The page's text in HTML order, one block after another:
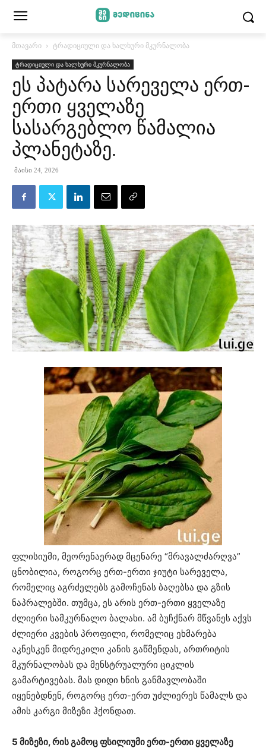
მთავარი ტრადიციული და ხალხური მკურნალობა
ტრადიციული და ხალხური მკურნალობა
ეს პატარა სარეველა ერთ-
ერთი ყველაზე
სასარგებლო წამალია
პლანეტაზე.
მაისი 24, 2026
ფლისიუმი, მეორენაერად მცენარე “მრავალძარღვა”
ცნობილია, როგორც ერთ-ერთი ჯიუტი სარეველა,
რომელიც აგრძელებს გამოჩენას ბაღებსა და გზის
ნაპრალებში. თუმცა, ეს არის ერთ-ერთი ყველაზე
ძლიერი სამკურნალო ბალახი. ამ ბუჩქნარ მწვანეს აქვს
ძლიერი კვების პროფილი, რომელიც ეხმარება
აკნესკენ მიდრეკილი კანის გაწმენდას, ართრიტის
მკურნალობას და მენსტრუალური ციკლის
გამარტივებას. მას დიდი ხნის განმავლობაში
იყენებდნენ, როგორც ერთ-ერთ უძლიერეს წამალს და
ამის კარგი მიზეზი ჰქონდათ.
5 მიზეზი, რის გამოც ფსილიუმი ერთ-ერთი ყველაზე